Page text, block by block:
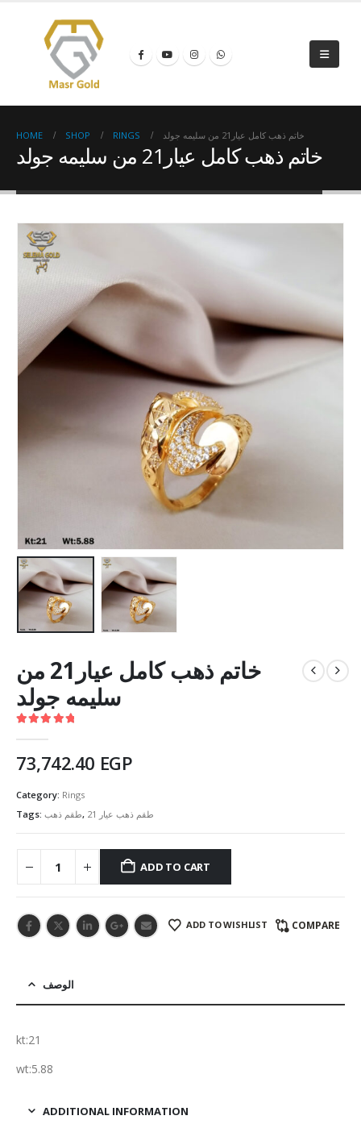
HOME SHOP RINGS خاتم ذهب كامل عيار21 من سليمه جولد
خاتم ذهب كامل عيار21 من سليمه جولد
خاتم ذهب كامل عيار21 من
سليمه جولد
73,742.40 EGP
Category: Rings
Tags: طقم ذهب, طقم ذهب عيار 21
ADD TO CART
ADD TO WISHLIST COMPARE
الوصف
kt:21
wt:5.88
ADDITIONAL INFORMATION